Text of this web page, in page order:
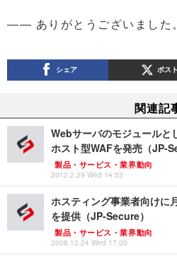
―― ありがとうございました。
シェア ポスト
関連記
Webサーバのモジュールと
ホスト型WAFを発売（JP-
製品・サービス・業界動向
2012.2.29 Wed 14:53
ホスティング事業者向けに
を提供（JP-Secure）
製品・サービス・業界動向
2008.12.24 Wed 17:00